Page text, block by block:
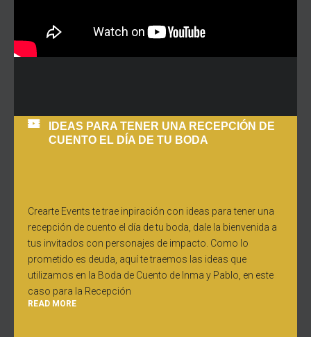
IDEAS PARA TENER UNA RECEPCIÓN DE
CUENTO EL DÍA DE TU BODA
Crearte Events te trae inpiración con ideas para tener una
recepción de cuento el día de tu boda, dale la bienvenida a
tus invitados con personajes de impacto. Como lo
prometido es deuda, aquí te traemos las ideas que
utilizamos en la Boda de Cuento de Inma y Pablo, en este
caso para la Recepción
READ MORE